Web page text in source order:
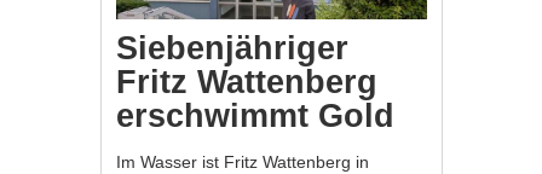
Siebenjähriger
Fritz Wattenberg
erschwimmt Gold
Im Wasser ist Fritz Wattenberg in